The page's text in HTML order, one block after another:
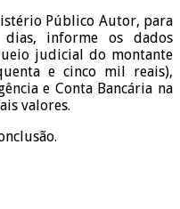
Público Autor, para
informe os dados
judicial do montante
e cinco mil reais),
e Conta Bancária na
valores.